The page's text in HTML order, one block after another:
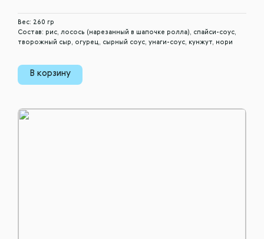
Вес: 260 гр
Состав: рис, лосось (нарезанный в шапочке ролла), спайси-соус,
творожный сыр, огурец, сырный соус, унаги-соус, кунжут, нори
В корзину